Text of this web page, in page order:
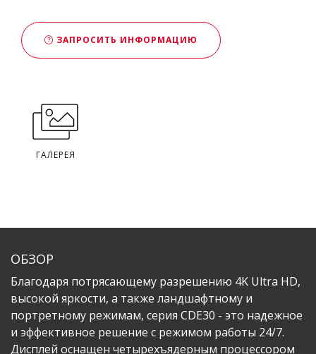
ЗАПРОСИТЬ ИНФОРМАЦИЮ
ГАЛЕРЕЯ
ОБЗОР
Благодаря потрясающему разрешению 4K Ultra HD,
высокой яркости, а также ландшафтному и
портретному режимам, серия CDE30 - это надежное
и эффективное решение с режимом работы 24/7.
Дисплей оснащен четырехъядерным процессором